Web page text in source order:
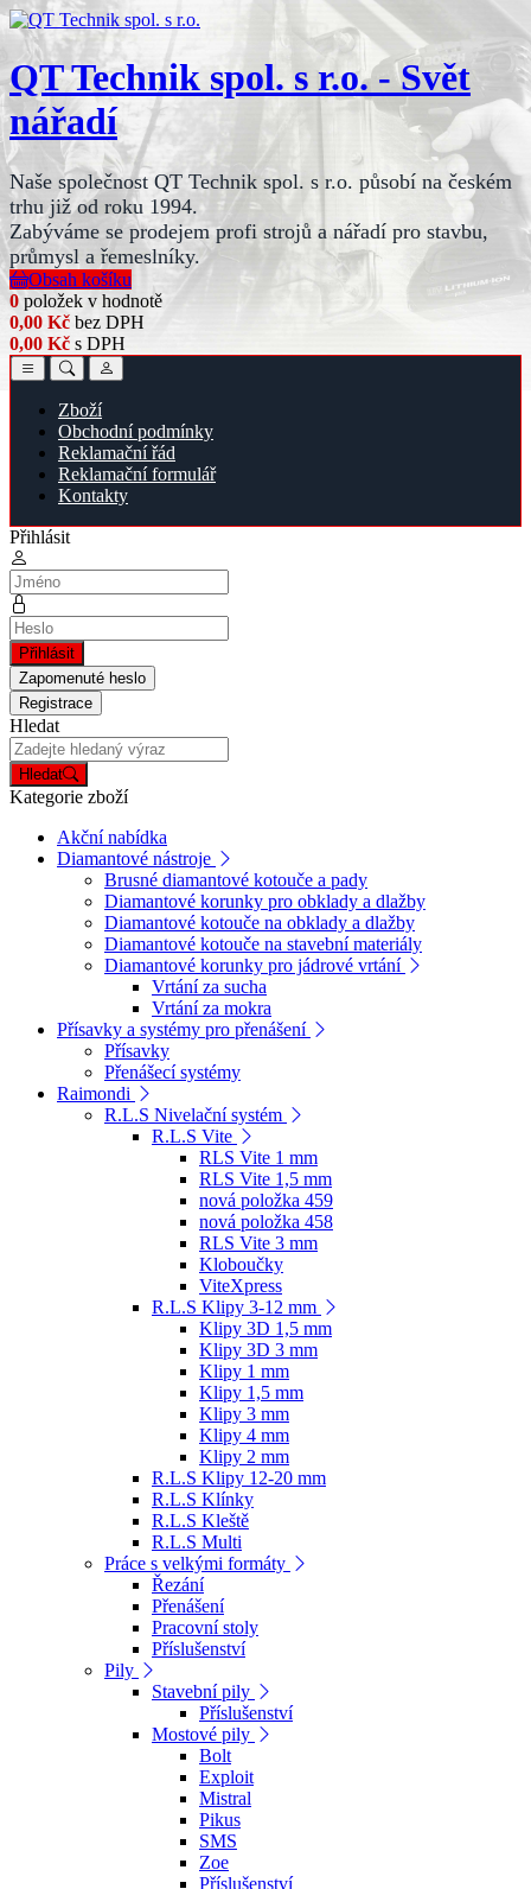
QT Technik spol. s r.o. - Svět
nářadí
Naše společnost QT Technik spol. s r.o. působí na českém
trhu již od roku 1994.
Zabýváme se prodejem profi strojů a nářadí pro stavbu,
průmysl a řemeslníky.
Obsah košíku
0 položek v hodnotě
0,00 Kč bez DPH
0,00 Kč s DPH
Zboží
Obchodní podmínky
Reklamační řád
Reklamační formulář
Kontakty
Přihlásit
Přihlásit
Zapomenuté heslo
Registrace
Hledat
Hledat
Kategorie zboží
Akční nabídka
Diamantové nástroje
Brusné diamantové kotouče a pady
Diamantové korunky pro obklady a dlažby
Diamantové kotouče na obklady a dlažby
Diamantové kotouče na stavební materiály
Diamantové korunky pro jádrové vrtání
Vrtání za sucha
Vrtání za mokra
Přísavky a systémy pro přenášení
Přísavky
Přenášecí systémy
Raimondi
R.L.S Nivelační systém
R.L.S Vite
RLS Vite 1 mm
RLS Vite 1,5 mm
nová položka 459
nová položka 458
RLS Vite 3 mm
Kloboučky
ViteXpress
R.L.S Klipy 3-12 mm
Klipy 3D 1,5 mm
Klipy 3D 3 mm
Klipy 1 mm
Klipy 1,5 mm
Klipy 3 mm
Klipy 4 mm
Klipy 2 mm
R.L.S Klipy 12-20 mm
R.L.S Klínky
R.L.S Kleště
R.L.S Multi
Práce s velkými formáty
Řezání
Přenášení
Pracovní stoly
Příslušenství
Pily
Stavební pily
Příslušenství
Mostové pily
Bolt
Exploit
Mistral
Pikus
SMS
Zoe
Příslušenství